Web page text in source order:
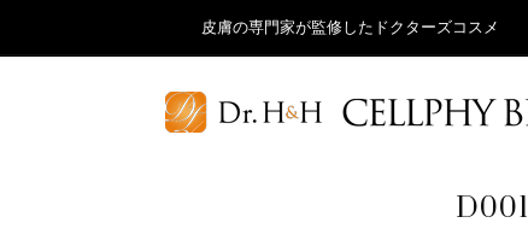
皮膚の専門家が監修したドクターズコスメ
D001